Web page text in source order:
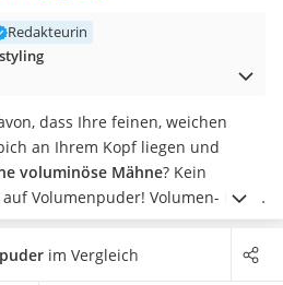
Redakteurin
dass Ihre feinen, weichen
an Ihrem Kopf liegen und
voluminöse Mähne? Kein
Volumenpuder! Volumen- bzw.
Haaransatz gegeben und
Ergebnis: mehr Fülle, Textur und
im Vergleich